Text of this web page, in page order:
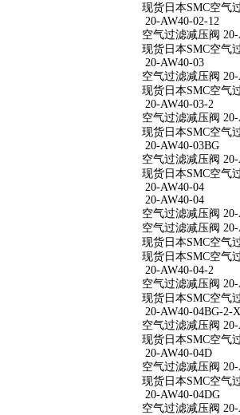
现货日本SMC空气
20-AW40-02-12
空气过滤减压阀 20-
现货日本SMC空气
20-AW40-03
空气过滤减压阀 20-
现货日本SMC空气
20-AW40-03-2
空气过滤减压阀
现货日本SMC空气
20-AW40-03BG
空气过滤减压阀 20-
现货日本SMC空气
20-AW40-04
20-AW40-04
空气过滤减压阀 20-
空气过滤减压阀 20-
现货日本SMC空气
现货日本SMC空气
20-AW40-04-2
空气过滤减压阀
现货日本SMC空气
20-AW40-04BG-2-
空气过滤减压阀
现货日本SMC空气
20-AW40-04D
空气过滤减压阀
现货日本SMC空气
20-AW40-04DG
空气过滤减压阀